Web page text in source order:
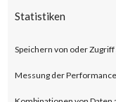
Statistiken
Speichern von oder
Messung der
crafted
base score